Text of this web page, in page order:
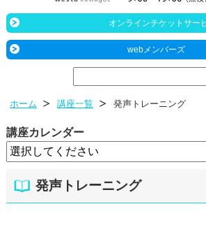
オンラインチケットサー
webメンバーズ
ホーム 講座一覧 発声トレーニング
講座カレンダー
発声トレーニング